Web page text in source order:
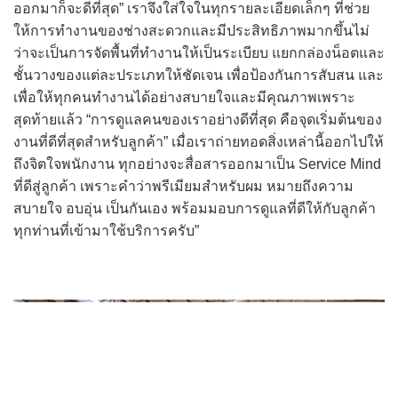
ออกมาก็จะดีที่สุด” เราจึงใส่ใจในทุกรายละเอียดเล็กๆ ที่ช่วย
ให้การทำงานของช่างสะดวกและมีประสิทธิภาพมากขึ้นไม่
ว่าจะเป็นการจัดพื้นที่ทำงานให้เป็นระเบียบ แยกกล่องน็อตและ
ชั้นวางของแต่ละประเภทให้ชัดเจน เพื่อป้องกันการสับสน และ
เพื่อให้ทุกคนทำงานได้อย่างสบายใจและมีคุณภาพเพราะ
สุดท้ายแล้ว “การดูแลคนของเราอย่างดีที่สุด คือจุดเริ่มต้นของ
งานที่ดีที่สุดสำหรับลูกค้า” เมื่อเราถ่ายทอดสิ่งเหล่านี้ออกไปให้
ถึงจิตใจพนักงาน ทุกอย่างจะสื่อสารออกมาเป็น Service Mind
ที่ดีสู่ลูกค้า เพราะคำว่าพรีเมียมสำหรับผม หมายถึงความ
สบายใจ อบอุ่น เป็นกันเอง พร้อมมอบการดูแลที่ดีให้กับลูกค้า
ทุกท่านที่เข้ามาใช้บริการครับ”